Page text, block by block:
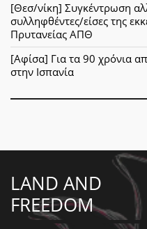
[Θεσ/νίκη] Συγκέντρωση
συλληφθέντες/είσες της
Πρυτανείας ΑΠΘ
[Αφίσα] Για τα 90 χρόνια
στην Ισπανία
LAND AND
FREEDOM